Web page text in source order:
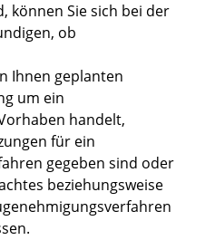
können Sie sich bei der
ob
Ihnen geplanten
um ein
handelt,
für ein
gegeben sind oder
beziehungsweise